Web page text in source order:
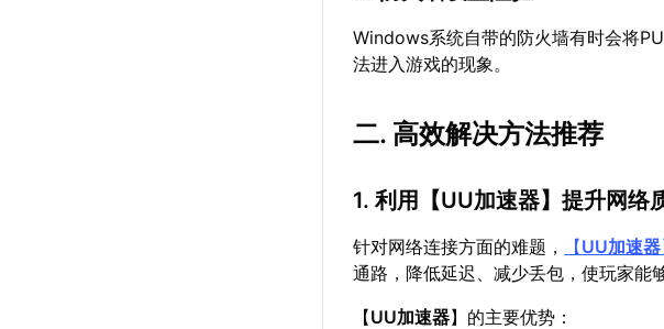
Windows系统自带的防火墙有时会将
法进入游戏的现象。
二. 高效解决方法推荐
1. 利用【UU加速器】提升网络
针对网络连接方面的难题， 【UU加速器
通路，降低延迟、减少丢包，使玩家能
【UU加速器】的主要优势：